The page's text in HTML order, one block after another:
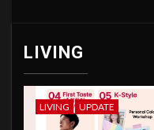
LIVING
LIVING UPDATE